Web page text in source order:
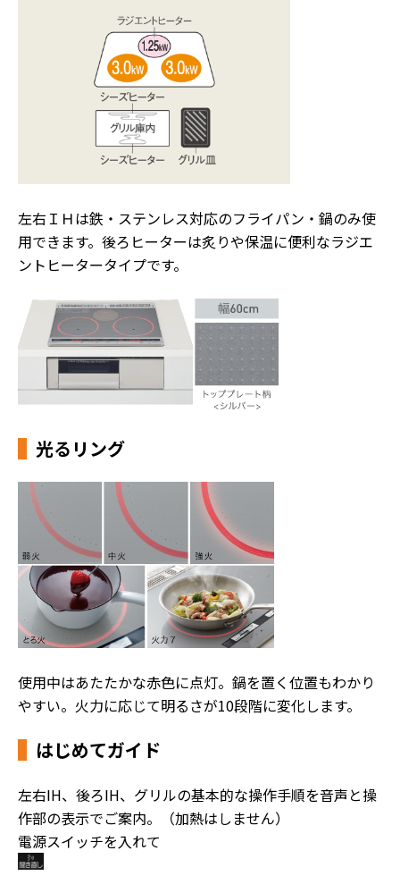
左右ＩＨは鉄・ステンレス対応のフライパン・鍋のみ使
用できます。後ろヒーターは炙りや保温に便利なラジエ
ントヒータータイプです。
光るリング
使用中はあたたかな赤色に点灯。鍋を置く位置もわかり
やすい。火力に応じて明るさが10段階に変化します。
はじめてガイド
左右IH、後ろIH、グリルの基本的な操作手順を音声と操
作部の表示でご案内。（加熱はしません）
電源スイッチを入れて